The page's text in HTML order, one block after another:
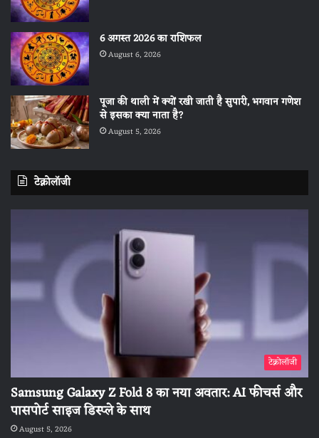
6 अगस्त 2026 का राशिफल
August 6, 2026
पूजा की थाली में क्यों रखी जाती है सुपारी, भगवान गणेश
से इसका क्या नाता है?
August 5, 2026
टेक्नोलॉजी
टेक्नोलॉजी
Samsung Galaxy Z Fold 8 का नया अवतार: AI फीचर्स और
पासपोर्ट साइज डिस्प्ले के साथ
August 5, 2026